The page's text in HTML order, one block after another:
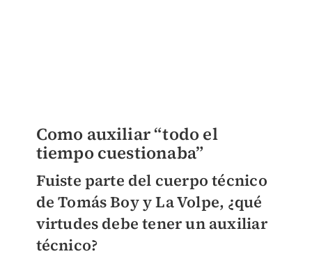
Como auxiliar “todo el
tiempo cuestionaba”
Fuiste parte del cuerpo técnico
de Tomás Boy y La Volpe, ¿qué
virtudes debe tener un auxiliar
técnico?